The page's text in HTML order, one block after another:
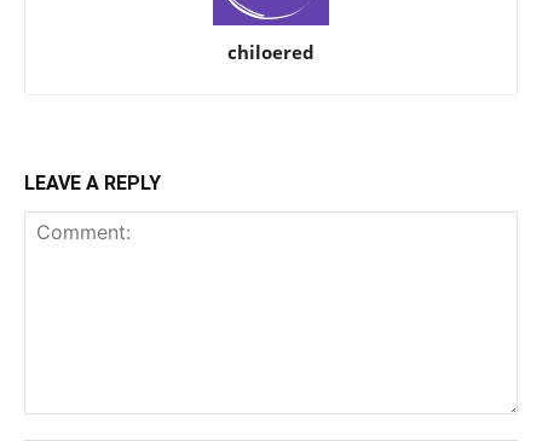
chiloered
LEAVE A REPLY